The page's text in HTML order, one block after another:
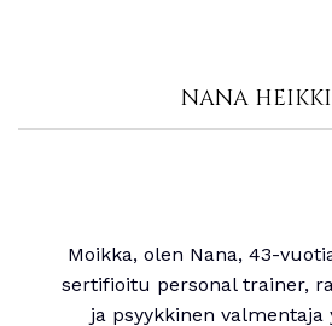
NANA
Moikka, olen Nana, 43-
sertifioitu personal trainer,
ja psyykkinen valmentaja